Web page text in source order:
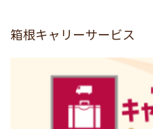
箱根キャリーサービス